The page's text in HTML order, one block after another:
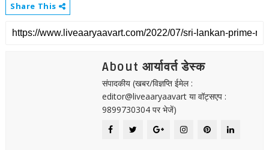
Share This
About आर्यावर्त डेस्क
संपादकीय (खबर/विज्ञप्ति ईमेल :
editor@liveaaryaavart या वॉट्सएप :
9899730304 पर भेजें)